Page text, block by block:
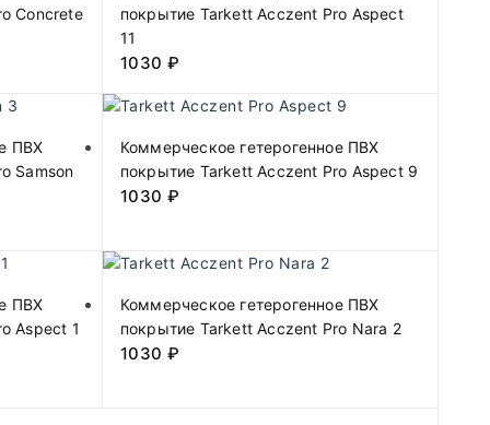
Concrete
покрытие Tarkett Acczent Pro Aspect
11
1030₽
ПВХ
Samson
Коммерческое гетерогенное ПВХ
покрытие Tarkett Acczent Pro Aspect 9
1030₽
ПВХ
Aspect 1
Коммерческое гетерогенное ПВХ
покрытие Tarkett Acczent Pro Nara 2
1030₽